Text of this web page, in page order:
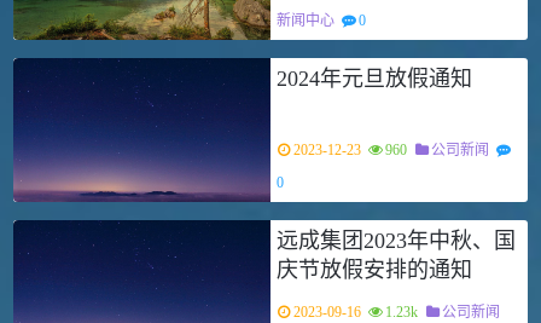
新闻中心
0
2024年元旦放假通知
2023-12-23 960
公司新闻
0
远成集团2023年中秋、国
庆节放假安排的通知
2023-09-16 1.23k
公司新闻